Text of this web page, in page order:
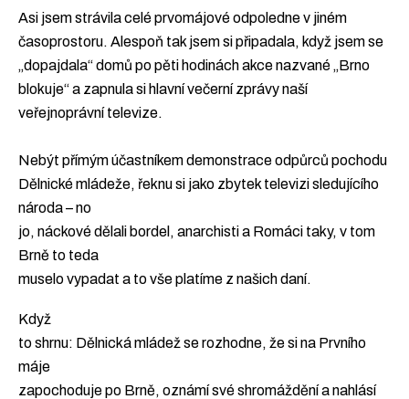
Asi jsem strávila celé prvomájové odpoledne v jiném
časoprostoru. Alespoň tak jsem si připadala, když jsem se
„dopajdala“ domů po pěti hodinách akce nazvané „Brno
blokuje“ a zapnula si hlavní večerní zprávy naší
veřejnoprávní televize.
Nebýt přímým účastníkem demonstrace odpůrců pochodu
Dělnické mládeže, řeknu si jako zbytek televizi sledujícího
národa – no
jo, náckové dělali bordel, anarchisti a Romáci taky, v tom
Brně to teda
muselo vypadat a to vše platíme z našich daní.
Když
to shrnu: Dělnická mládež se rozhodne, že si na Prvního
máje
zapochoduje po Brně, oznámí své shromáždění a nahlásí